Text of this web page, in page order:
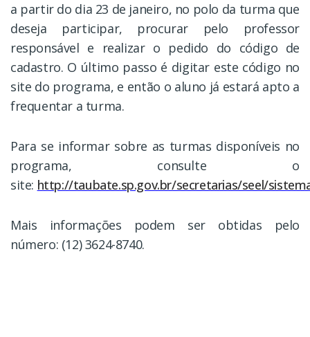
a partir do dia 23 de janeiro, no polo da turma que
deseja participar, procurar pelo professor
responsável e realizar o pedido do código de
cadastro. O último passo é digitar este código no
site do programa, e então o aluno já estará apto a
frequentar a turma.
Para se informar sobre as turmas disponíveis no
programa, consulte o
site: http://taubate.sp.gov.br/secretarias/seel/
Mais informações podem ser obtidas pelo
número: (12) 3624-8740.